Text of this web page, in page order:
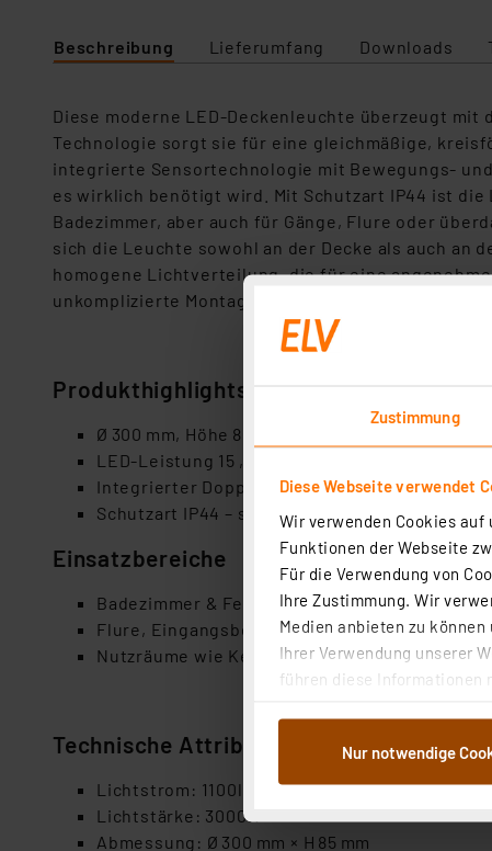
Zustimmung
Diese Webseite verwendet
Wir verwenden Cookies
Funktionen der Webseite
Für die Verwendung von
Ihre Zustimmung. Wir
Medien anbieten zu
Ihrer Verwendung unserer
führen diese Informationen
Weiterverarbeitung für die
Abs.1a DSG-VO) zu. Eine
ganz oder teilweise
Nur notwendige
Beschreibung Lieferumfang Downloads
Diese moderne LED-Deckenleuchte überzeugt
Technologie sorgt sie für eine gleichmäßige,
integrierte Sensortechnologie mit Bewegungs-
es wirklich benötigt wird. Mit Schutzart IP44 ist
Badezimmer, aber auch für Gänge, Flure oder
sich die Leuchte sowohl an der Decke als auch
homogene Lichtverteilung, die für eine
unkomplizierte Montage wird durch das im
Produkthighlights
Ø 300 mm, Höhe 85 mm, mattweißer
LED-Leistung 15 ,5 W mit konstanten 1 100
Integrierter Doppelsensor (Tageslicht +
Schutzart IP44 – spritzwasser-geschützt,
Einsatzbereiche
Badezimmer & Feuchträume: Durch IP44 und
Flure, Eingangsbereiche & Treppenhäuser:
Nutzräume wie Keller, Garage,
Technische Attribute
Lichtstrom: 1100lm
Lichtstärke: 3000K
Abmessung: Ø 300 mm × H 85 mm